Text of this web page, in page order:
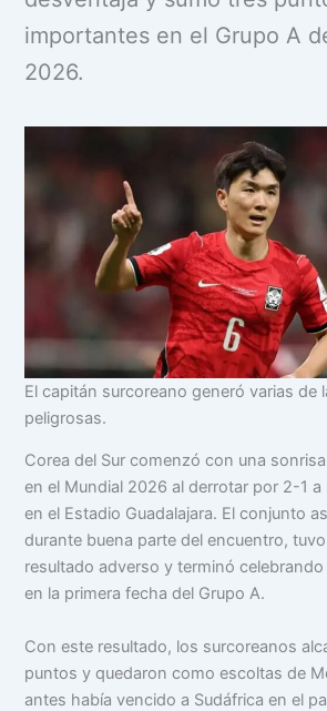
importantes en el Grupo A
2026.
El capitán surcoreano generó varias de
peligrosas.
Corea del Sur comenzó con una
en el Mundial 2026 al derrotar por 2-1 a
en el Estadio Guadalajara. El conjunto
durante buena parte del encuentro,
resultado adverso y terminó
en la primera fecha del Grupo A.
Con este resultado, los surcoreanos
puntos y quedaron como escoltas de
antes había vencido a Sudáfrica en el